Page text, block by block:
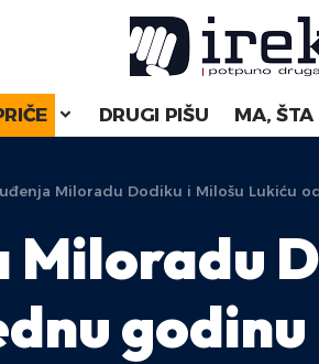
DRUGI PIŠU MA, ŠTA
Miloradu Dodiku i Milošu Lukiću
Miloradu
godinu